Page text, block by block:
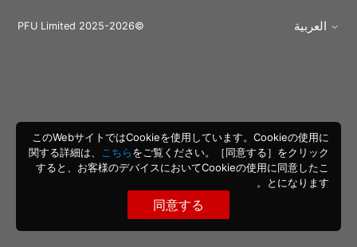
©PFU Limited 2025-2026
このWebサイトではCookieを使用しています。Cookieの使用に
関する詳細は、
こちらをご覧ください。［同意する］をクリック
すると、お客様のデバイスにおいてCookieの使用に同意したこ
とになります。
同意する